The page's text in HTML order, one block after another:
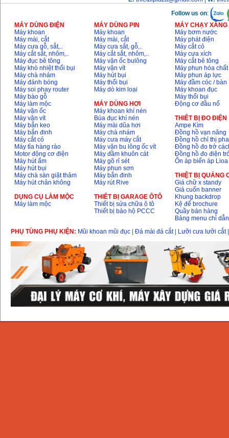
Follow us on:
MÁY DÙNG ĐIỆN
Máy khoan
Máy mài, cắt
Máy cưa gỗ, sắt,..
Máy cắt sắt, nhôm,..
Máy đục bê tông
Máy khò nhiệt thổi bụi
Máy chà nhám
Máy đánh bóng
Máy soi phay router
Máy bào gỗ
Máy làm mộc
Máy vặn ốc
Máy vặn vít
Máy bắn keo
Máy bắn đinh
Máy cắt cỏ
Máy tỉa hàng rào
Motor động cơ điện
Máy hút ẩm
Máy hút bụi
Máy chà sàn giặt thảm
Máy hút chân không
DỤNG CỤ LÀM MỘC
Máy làm mộc
MÁY DÙNG PIN
Máy khoan
Máy mài, cắt
Máy cưa sắt, gỗ,..
Máy cắt sắt, nhôm,..
Máy vặn ốc bulông
Máy vặn vít
Máy hút bụi
Máy thổi bụi
Máy dò kim loại
MÁY DÙNG HƠI
Máy khoan khí nén
Búa đục khí nén
Máy mài dũa hơi
Máy chà nhám
Máy cưa máy cắt
Máy vặn bu lông ốc vít
Máy đầm khuôn cát
Máy gõ rỉ sét
Máy phun sơn
Máy bắn đinh
Máy rút Rive
THIÊT BỊ GARAGE ÔTÔ
Thiết bị sửa chữa ô tô
Thiết bị bảo hộ PCCC
MÁY CHẠY
Máy bơm nước
Máy phát điện
Máy cắt cỏ
Máy cưa xích
Máy cắt bê tông
Máy phun hóa chất
Máy phun áp lực
Máy đầm cóc / bàn
Máy khoan đục
Máy thổi bụi
Động cơ đầu nổ
THIÊT BỊ ĐO ĐIỆN
Ampe Kìm
Đồng hồ vạn năng
Đồng hồ chỉ thị pha
Đồng hồ đo trở
Đồng hồ đo điện
Ổn áp biến áp Lioa
THIỆT BỊ QUẢNG
Giá chữ x standy
Giá cuốn banner
Khung backdrop
Kệ để brochure
Quầy bán hàng
Bảng menu chỉ dẫn
PHỤ TÙNG PHỤ KIỆN: Mũi khoan mũi đục Đá mài đá cắt| Lưỡi cưa lưỡi cắt